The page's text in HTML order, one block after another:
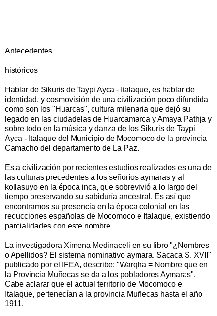
Antecedentes
históricos
Hablar de Sikuris de Taypi Ayca - Italaque, es hablar de
identidad, y cosmovisión de una civilización poco difundida
como son los "Huarcas", cultura milenaria que dejó su
legado en las ciudadelas de Huarcamarca y Amaya Pathja y
sobre todo en la música y danza de los Sikuris de Taypi
Ayca - Italaque del Municipio de Mocomoco de la provincia
Camacho del departamento de La Paz.
Esta civilización por recientes estudios realizados es una de
las culturas precedentes a los señoríos aymaras y al
kollasuyo en la época inca, que sobrevivió a lo largo del
tiempo preservando su sabiduría ancestral. Es así que
encontramos su presencia en la época colonial en las
reducciones españolas de Mocomoco e Italaque, existiendo
parcialidades con este nombre.
La investigadora Ximena Medinaceli en su libro "¿Nombres
o Apellidos? El sistema nominativo aymara. Sacaca S. XVII"
publicado por el IFEA, describe: "Warqha = Nombre que en
la Provincia Muñecas se da a los pobladores Aymaras".
Cabe aclarar que el actual territorio de Mocomoco e
Italaque, pertenecían a la provincia Muñecas hasta el año
1911.